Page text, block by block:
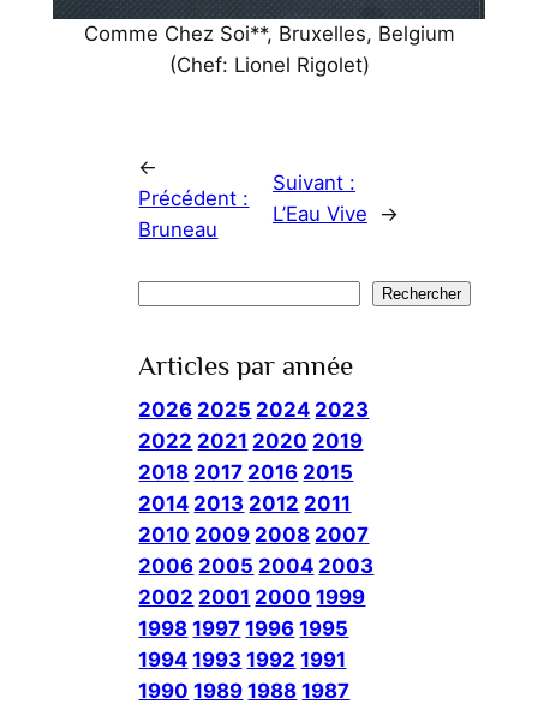
Comme Chez Soi**, Bruxelles, Belgium
(Chef: Lionel Rigolet)
←
Précédent :
Bruneau
Suivant :
L’Eau Vive
→
Rechercher
Articles par année
2026 2025 2024 2023
2022 2021 2020 2019
2018 2017 2016 2015
2014 2013 2012 2011
2010 2009 2008 2007
2006 2005 2004 2003
2002 2001 2000 1999
1998 1997 1996 1995
1994 1993 1992 1991
1990 1989 1988 1987